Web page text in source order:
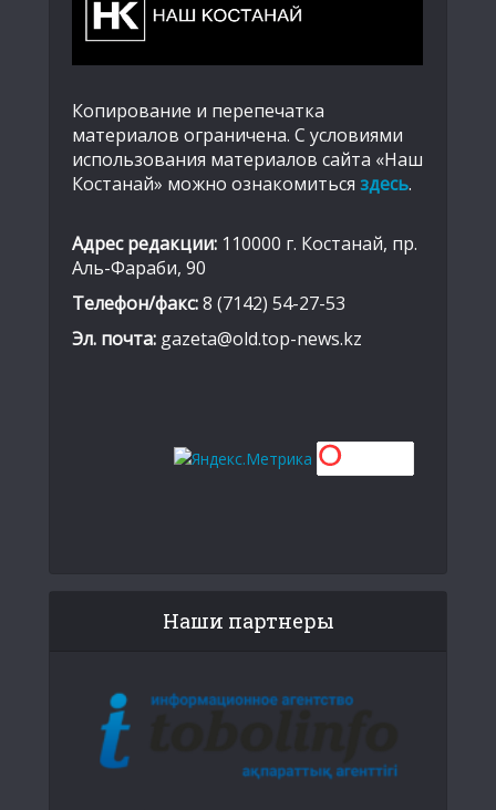
Копирование и перепечатка
материалов ограничена. С условиями
использования материалов сайта «Наш
Костанай» можно ознакомиться здесь.
Адрес редакции: 110000 г. Костанай, пр.
Аль-Фараби, 90
Телефон/факс:8 (7142) 54-27-53
Эл. почта: gazeta@old.top-news.kz
Наши партнеры